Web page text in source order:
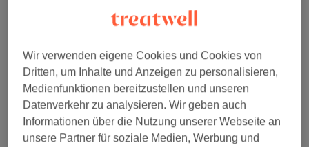
Wir verwenden eigene Cookies und Cookies von
Dritten, um Inhalte und Anzeigen zu personalisieren,
Medienfunktionen bereitzustellen und unseren
Datenverkehr zu analysieren. Wir geben auch
Informationen über die Nutzung unserer Webseite an
unsere Partner für soziale Medien, Werbung und